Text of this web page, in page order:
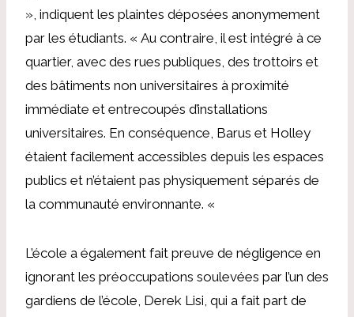
», indiquent les plaintes déposées anonymement
par les étudiants. « Au contraire, il est intégré à ce
quartier, avec des rues publiques, des trottoirs et
des bâtiments non universitaires à proximité
immédiate et entrecoupés d’installations
universitaires. En conséquence, Barus et Holley
étaient facilement accessibles depuis les espaces
publics et n’étaient pas physiquement séparés de
la communauté environnante. «
L’école a également fait preuve de négligence en
ignorant les préoccupations soulevées par l’un des
gardiens de l’école, Derek Lisi, qui a fait part de